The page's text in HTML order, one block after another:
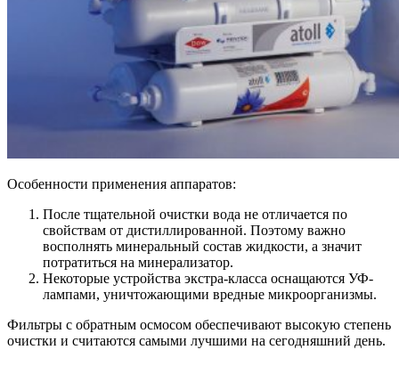
Особенности применения аппаратов:
После тщательной очистки вода не отличается по
свойствам от дистиллированной. Поэтому важно
восполнять минеральный состав жидкости, а значит
потратиться на минерализатор.
Некоторые устройства экстра-класса оснащаются УФ-
лампами, уничтожающими вредные микроорганизмы.
Фильтры с обратным осмосом обеспечивают высокую степень
очистки и считаются самыми лучшими на сегодняшний день.